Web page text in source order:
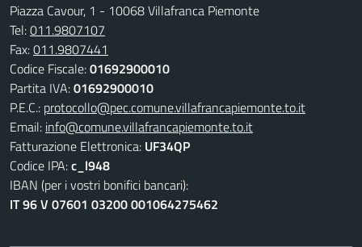
Piazza Cavour, 1 - 10068 Villafranca Piemonte
Tel:011.9807107
Fax:011.9807441
Codice Fiscale:01692900010
Partita IVA:01692900010
P.E.C.: protocollo@pec.comune.villafrancapiemonte.to.it
Email: info@comune.villafrancapiemonte.to.it
Fatturazione Elettronica: UF34QP
Codice IPA:c_l948
IBAN (per i vostri bonifici bancari):
IT 96 V 07601 03200 001064275462